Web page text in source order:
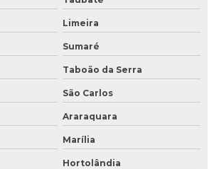
preço
Limeira
Sumaré
Taboão da Serra
São Carlos
Araraquara
Marília
Hortolândia